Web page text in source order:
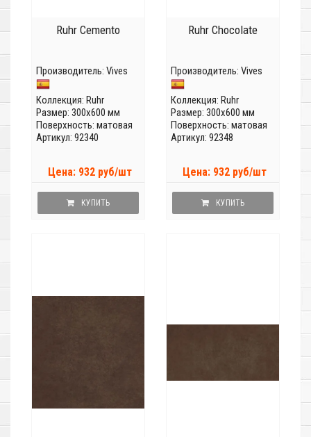
Ruhr Cemento
Производитель: Vives
Коллекция: Ruhr
Размер: 300x600 мм
Поверхность: матовая
Артикул: 92340
Цена: 932 руб/шт
КУПИТЬ
Ruhr Chocolate
Производитель: Vives
Коллекция: Ruhr
Размер: 300x600 мм
Поверхность: матовая
Артикул: 92348
Цена: 932 руб/шт
КУПИТЬ